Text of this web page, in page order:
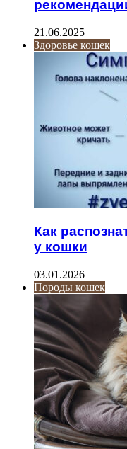
21.06.2025
Здоровье кошек
Как
у кошки
03.01.2026
Породы кошек